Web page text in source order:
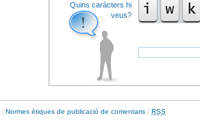
Quins caràcters hi
veus?
| Normes ètiques de publicació de comentaris | RSS